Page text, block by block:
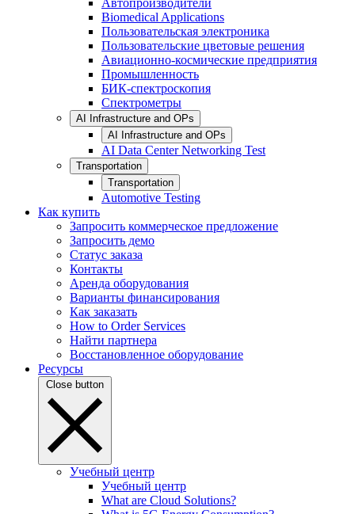
Автопроизводители
Biomedical Applications
Пользовательская электроника
Пользовательские цветовые решения
Авиационно-космические предприятия
Промышленность
БИК-спектроскопия
Спектрометры
AI Infrastructure and OPs
AI Infrastructure and OPs
AI Data Center Networking Test
Transportation
Transportation
Automotive Testing
Как купить
Запросить коммерческое предложение
Запросить демо
Статус заказа
Контакты
Аренда оборудования
Варианты финансирования
Как заказать
How to Order Services
Найти партнера
Восстановленное оборудование
Ресурсы
Close button
Учебный центр
Учебный центр
What are Cloud Solutions?